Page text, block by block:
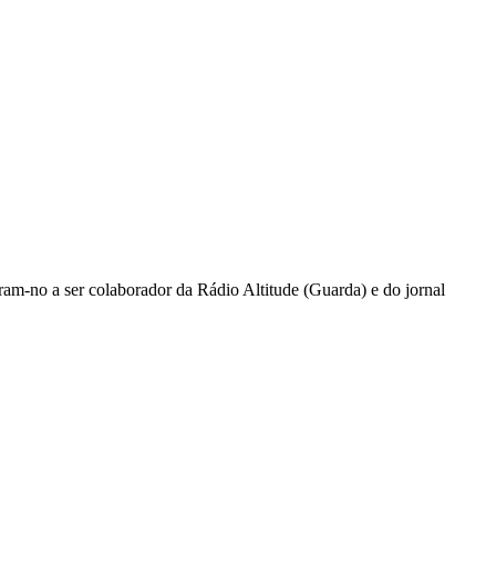
no a ser colaborador da Rádio Altitude (Guarda) e do jornal